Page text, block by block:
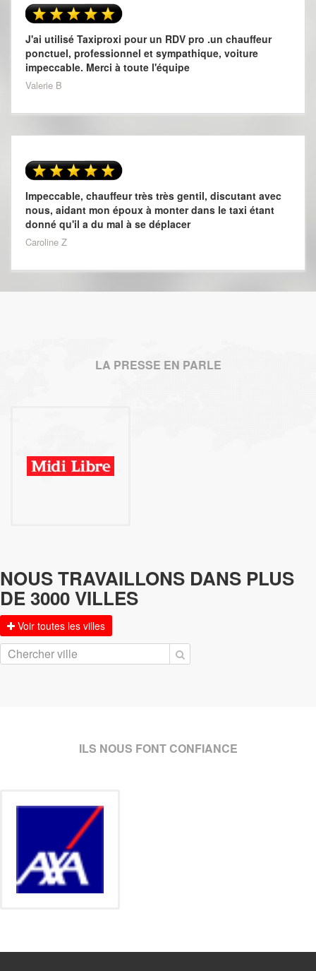
J'ai utilisé Taxiproxi pour un RDV pro .un chauffeur
ponctuel, professionnel et sympathique, voiture
impeccable. Merci à toute l'équipe
Valerie B
Impeccable, chauffeur très très gentil, discutant avec
nous, aidant mon époux à monter dans le taxi étant
donné qu'il a du mal à se déplacer
Caroline Z
LA PRESSE EN PARLE
NOUS TRAVAILLONS DANS PLUS
DE 3000 VILLES
Voir toutes les villes
ILS NOUS FONT CONFIANCE